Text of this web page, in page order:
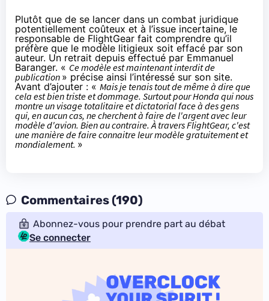
Plutôt que de se lancer dans un combat juridique
potentiellement coûteux et à l’issue incertaine, le
responsable de FlightGear fait comprendre qu’il
préfère que le modèle litigieux soit effacé par son
auteur. Un retrait depuis effectué par Emmanuel
Baranger. « Ce modèle est maintenant interdit de
publication » précise ainsi l’intéressé sur son site.
Avant d’ajouter : « Mais je tenais tout de même à dire que
cela est bien triste et dommage. Surtout pour Honda qui nous
montre un visage totalitaire et dictatorial face à des gens
qui, en aucun cas, ne cherchent à faire de l'argent avec leur
modèle d'avion. Bien au contraire. À travers FlightGear, c'est
une manière de faire connaitre leur modèle gratuitement et
mondialement. »
Commentaires (190)
Abonnez-vous pour prendre part au débat
Se connecter